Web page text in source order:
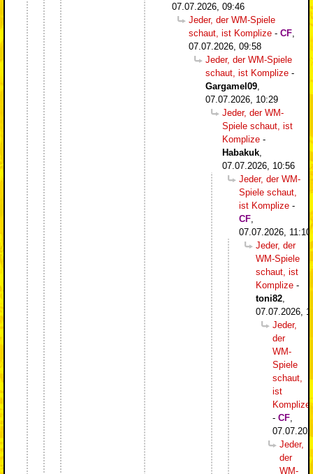
07.07.2026, 09:46
Jeder, der WM-Spiele
schaut, ist Komplize - CF
07.07.2026, 09:58
Jeder, der WM-Spiele
schaut, ist Komplize -
Gargamel09
07.07.2026, 10:29
Jeder, der WM-
Spiele schaut, ist
Komplize -
Habakuk
07.07.2026, 10:56
Jeder, der WM-
Spiele schaut,
ist Komplize -
CF
07.07.2026, 11:10
Jeder, der
WM-Spiele
schaut, ist
Komplize -
toni82
07.07.2026,
Jeder,
der
WM-
Spiele
schaut,
ist
Komplize
- CF
Jeder,
der
WM-